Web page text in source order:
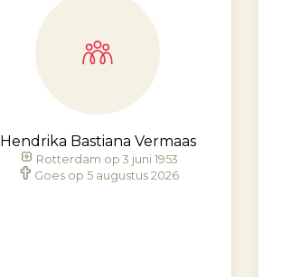
Hendrika Bastiana Vermaas
Rotterdam op 3 juni 1953
Goes op 5 augustus 2026